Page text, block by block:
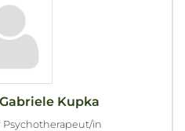
Kupka
Psychotherapeut/in